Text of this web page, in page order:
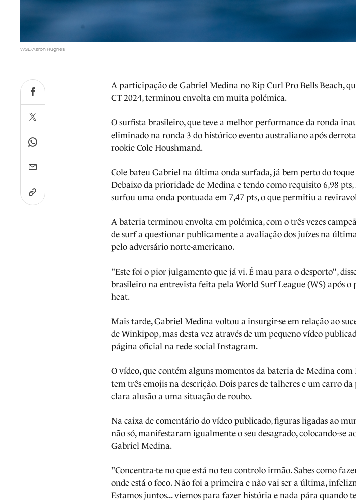
WSL/Aaron Hughes
A participação de Gabriel Medina no Rip Curl Pro Bells Beach,
CT 2024, terminou envolta em muita polémica.
O surfista brasileiro, que teve a melhor performance da ronda
eliminado na ronda 3 do histórico evento australiano após
rookie Cole Houshmand.
Cole bateu Gabriel na última onda surfada, já bem perto do
Debaixo da prioridade de Medina e tendo como requisito 6,98
surfou uma onda pontuada em 7,47 pts, o que permitiu a
A bateria terminou envolta em polémica, com o três vezes
de surf a questionar publicamente a avaliação dos juízes na
pelo adversário norte-americano.
"Este foi o pior julgamento que já vi. É mau para o desporto",
brasileiro na entrevista feita pela World Surf League (WS) após o
heat.
Mais tarde, Gabriel Medina voltou a insurgir-se em relação ao
de Winkipop, mas desta vez através de um pequeno vídeo
página oficial na rede social Instagram.
O vídeo, que contém alguns momentos da bateria de Medina com
tem três emojis na descrição. Dois pares de talheres e um carro
clara alusão a uma situação de roubo.
Na caixa de comentário do vídeo publicado, figuras ligadas ao
não só, manifestaram igualmente o seu desagrado, colocando-se
Gabriel Medina.
"Concentra-te no que está no teu controlo irmão. Sabes como fazer
onde está o foco. Não foi a primeira e não vai ser a última,
Estamos juntos... viemos para fazer história e nada pára quando